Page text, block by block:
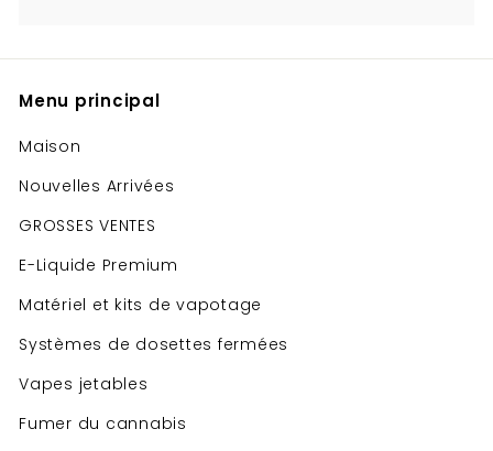
Menu principal
Maison
Nouvelles Arrivées
GROSSES VENTES
E-Liquide Premium
Matériel et kits de vapotage
Systèmes de dosettes fermées
Vapes jetables
Fumer du cannabis